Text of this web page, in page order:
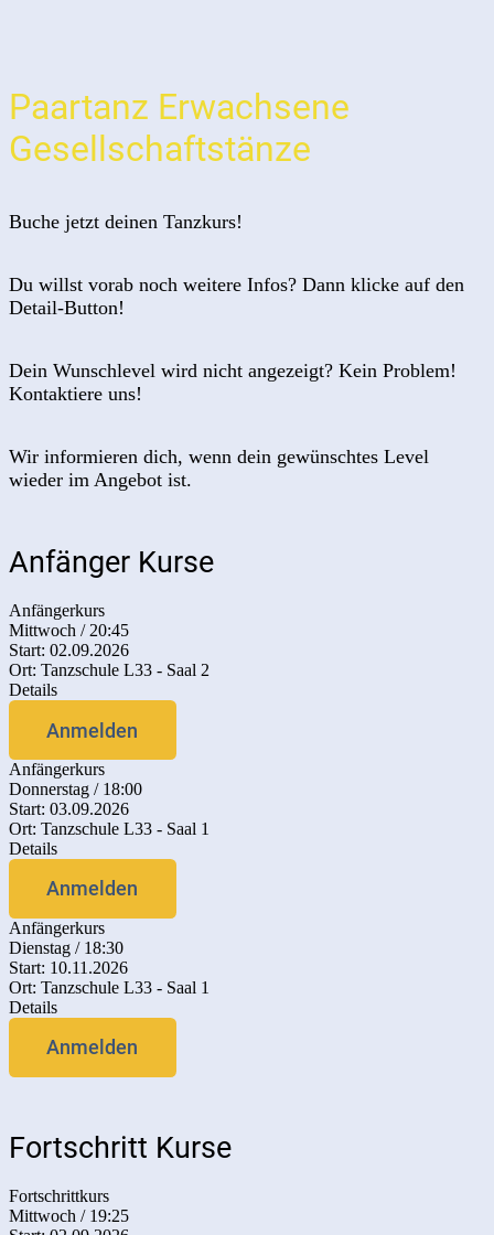
Paartanz Erwachsene
Gesellschaftstänze
Buche jetzt deinen Tanzkurs!
Du willst vorab noch weitere Infos? Dann klicke auf den
Detail-Button!
Dein Wunschlevel wird nicht angezeigt? Kein Problem!
Kontaktiere uns!
Wir informieren dich, wenn dein gewünschtes Level
wieder im Angebot ist.
Anfänger Kurse
Anfängerkurs
Mittwoch / 20:45
Start: 02.09.2026
Ort: Tanzschule L33 - Saal 2
Details
Anmelden
Anfängerkurs
Donnerstag / 18:00
Start: 03.09.2026
Ort: Tanzschule L33 - Saal 1
Details
Anmelden
Anfängerkurs
Dienstag / 18:30
Start: 10.11.2026
Ort: Tanzschule L33 - Saal 1
Details
Anmelden
Fortschritt Kurse
Fortschrittkurs
Mittwoch / 19:25